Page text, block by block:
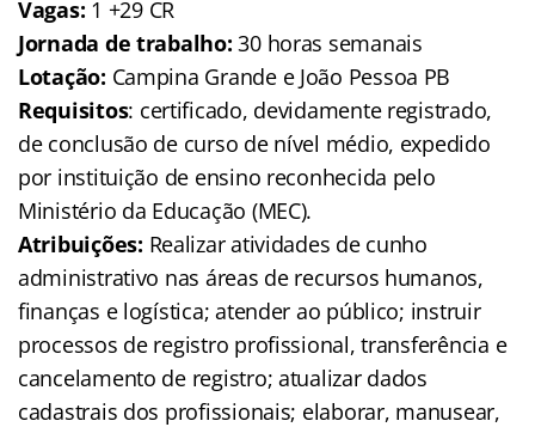
Vagas: 1 +29 CR
Jornada de trabalho: 30 horas semanais
Lotação: Campina Grande e João Pessoa PB
Requisitos: certificado, devidamente registrado,
de conclusão de curso de nível médio, expedido
por instituição de ensino reconhecida pelo
Ministério da Educação (MEC).
Atribuições: Realizar atividades de cunho
administrativo nas áreas de recursos humanos,
finanças e logística; atender ao público; instruir
processos de registro profissional, transferência e
cancelamento de registro; atualizar dados
cadastrais dos profissionais; elaborar, manusear,